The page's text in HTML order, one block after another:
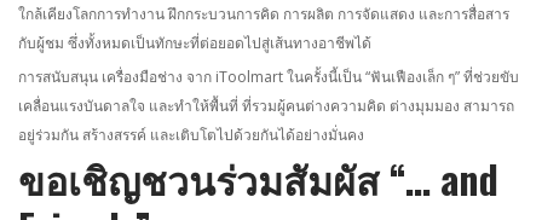
ใกล้เคียงโลกการทำงาน ฝึกกระบวนการคิด การผลิต การจัดแสดง และการสื่อสาร
กับผู้ชม ซึ่งทั้งหมดเป็นทักษะที่ต่อยอดไปสู่เส้นทางอาชีพได้
การสนับสนุน เครื่องมือช่าง จาก iToolmart ในครั้งนี้เป็น “ฟันเฟืองเล็ก ๆ” ที่ช่วยขับ
เคลื่อนแรงบันดาลใจ และทำให้พื้นที่ ที่รวมผู้คนต่างความคิด ต่างมุมมอง สามารถ
อยู่ร่วมกัน สร้างสรรค์ และเติบโตไปด้วยกันได้อย่างมั่นคง
ขอเชิญชวนร่วมสัมผัส “… and